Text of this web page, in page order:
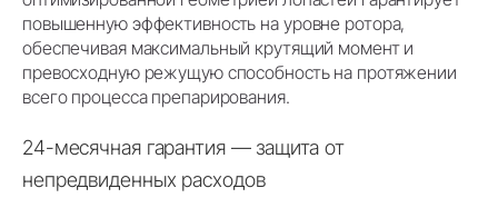
повышенную эффективность на уровне ротора,
обеспечивая максимальный крутящий момент и
превосходную режущую способность на протяжении
всего процесса препарирования.
24-месячная гарантия — защита от
непредвиденных расходов